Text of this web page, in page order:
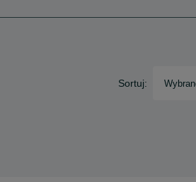
Sortuj: